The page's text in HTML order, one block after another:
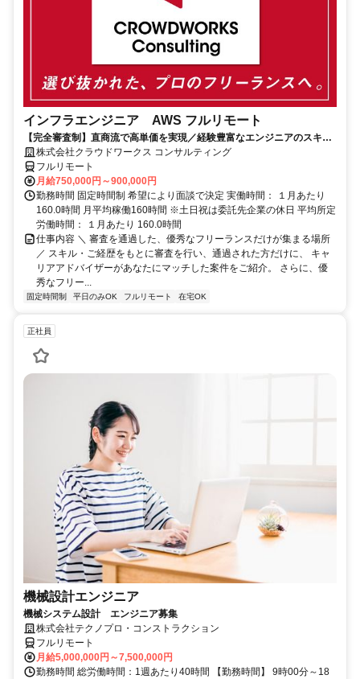
インフラエンジニア AWS フルリモート
【完全審査制】直商流で高単価を実現／経験豊富なエンジニアのスキル
に合致した案件を多数保有
株式会社クラウドワークス コンサルティング
フルリモート
月給750,000円～900,000円
勤務時間 固定時間制 希望により面談で決定 実働時間： １月あたり
160.0時間 月平均稼働160時間 ※土日祝は委託先企業の休日 平均所定
労働時間： １月あたり 160.0時間
仕事内容 ＼ 審査を通過した、優秀なフリーランスだけが集まる場所
／ スキル・ご経歴をもとに審査を行い、通過された方だけに、 キャ
リアアドバイザーがあなたにマッチした案件をご紹介。 さらに、優
秀なフリー...
固定時間制 平日のみOK フルリモート 在宅OK
正社員
機械設計エンジニア
機械システム設計 エンジニア募集
株式会社テクノプロ・コンストラクション
フルリモート
月給5,000,000円～7,500,000円
勤務時間 総労働時間：1週あたり40時間 【勤務時間】 9時00分～18